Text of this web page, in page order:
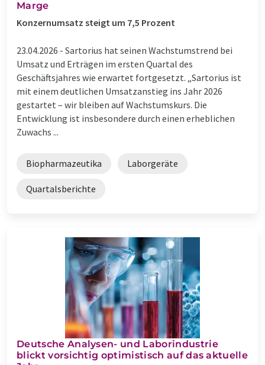
Marge
Konzernumsatz steigt um 7,5 Prozent
23.04.2026 - Sartorius hat seinen Wachstumstrend bei
Umsatz und Erträgen im ersten Quartal des
Geschäftsjahres wie erwartet fortgesetzt. „Sartorius ist
mit einem deutlichen Umsatzanstieg ins Jahr 2026
gestartet – wir bleiben auf Wachstumskurs. Die
Entwicklung ist insbesondere durch einen erheblichen
Zuwachs ...
Biopharmazeutika Laborgeräte
Quartalsberichte
Deutsche Analysen- und Laborindustrie
blickt vorsichtig optimistisch auf das aktuelle